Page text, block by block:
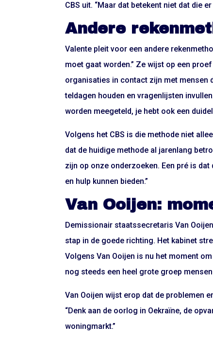
CBS uit. “Maar dat betekent niet dat die
Andere
Valente pleit voor een andere
moet gaat worden.” Ze wijst op een
organisaties in contact zijn met mensen
teldagen houden en vragenlijsten
worden meegeteld, je hebt ook een
Volgens het CBS is die methode niet
dat de huidige methode al jarenlang
zijn op onze onderzoeken. Een pré is
en hulp kunnen bieden.”
Van Ooijen:
Demissionair staatssecretaris Van
stap in de goede richting. Het kabinet
Volgens Van Ooijen is nu het moment
nog steeds een heel grote groep
Van Ooijen wijst erop dat de problemen
“Denk aan de oorlog in Oekraïne, de
woningmarkt.”